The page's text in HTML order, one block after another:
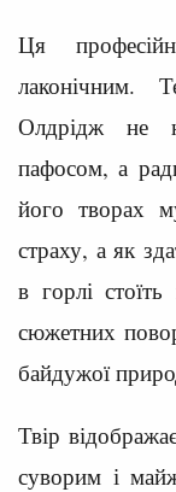
Ця
лаконічним.
Олдрідж не
пафосом, а
його творах
страху, а як
в горлі
сюжетних
байдужої
Твір
суворим і